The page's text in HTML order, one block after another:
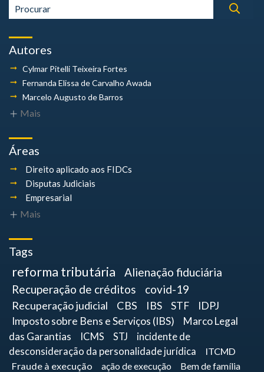
Autores
Cylmar Pitelli Teixeira Fortes
Fernanda Elissa de Carvalho Awada
Marcelo Augusto de Barros
Mais
Áreas
Direito aplicado aos FIDCs
Disputas Judiciais
Empresarial
Mais
Tags
reforma tributária
Alienação fiduciária
Recuperação de créditos
covid-19
Recuperação judicial CBS IBS STF
IDPJ
Imposto sobre Bens e Serviços (IBS)
Marco Legal
das Garantias
ICMS STJ
incidente de
desconsideração da personalidade jurídica
ITCMD
Fraude à execução
ação de execução
Bem de família